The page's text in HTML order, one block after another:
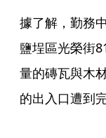
據了解，勤務
鹽埕區光榮街
量的磚瓦與木
的出入口遭到